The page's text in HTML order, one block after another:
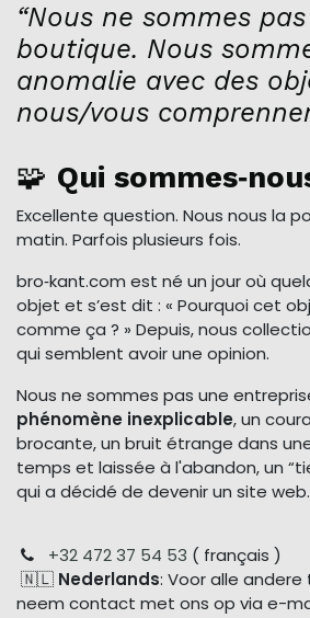
“Nous ne sommes
boutique. Nous
anomalie avec des
nous/vous
🧩 Qui
Excellente question. Nous nous la
matin. Parfois plusieurs fois.
bro‑kant.com est né un jour où
objet et s’est dit : « Pourquoi cet
comme ça ? » Depuis, nous
qui semblent avoir une opinion.
Nous ne sommes pas une
phénomène inexplicable, un
brocante, un bruit étrange dans
temps et laissée à l'abandon, un
qui a décidé de devenir un site web.
+32 472 37 54 53 ( français )
🇳🇱 Nederlands: Voor alle andere
neem contact met ons op via e-